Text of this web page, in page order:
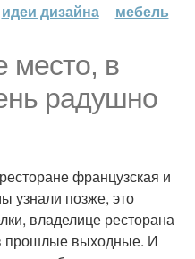
идеи дизайна мебель
место, в
радушно
французская и
узнали позже, это
владелице ресторана
прошлые выходные. И